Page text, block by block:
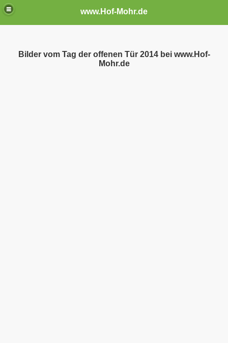
www.Hof-Mohr.de
Bilder vom Tag der offenen Tür 2014 bei www.Hof-
Mohr.de